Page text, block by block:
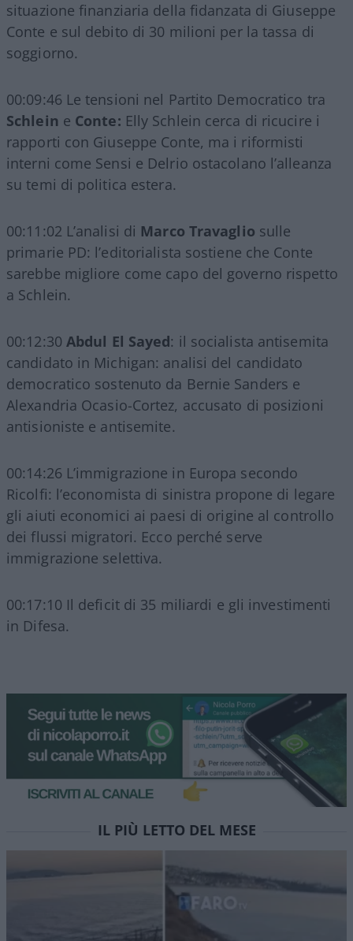
situazione finanziaria della fidanzata di Giuseppe
Conte e sul debito di 30 milioni per la tassa di
soggiorno.
00:09:46 Le tensioni nel Partito Democratico tra
Schlein e Conte: Elly Schlein cerca di ricucire i
rapporti con Giuseppe Conte, ma i riformisti
interni come Sensi e Delrio ostacolano l’alleanza
su temi di politica estera.
00:11:02 L’analisi di Marco Travaglio sulle
primarie PD: l’editorialista sostiene che Conte
sarebbe migliore come capo del governo rispetto
a Schlein.
00:12:30 Abdul El Sayed: il socialista antisemita
candidato in Michigan: analisi del candidato
democratico sostenuto da Bernie Sanders e
Alexandria Ocasio-Cortez, accusato di posizioni
antisioniste e antisemite.
00:14:26 L’immigrazione in Europa secondo
Ricolfi: l’economista di sinistra propone di legare
gli aiuti economici ai paesi di origine al controllo
dei flussi migratori. Ecco perché serve
immigrazione selettiva.
00:17:10 Il deficit di 35 miliardi e gli investimenti
in Difesa.
IL PIÙ LETTO DEL MESE